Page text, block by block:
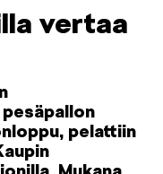
vertaa
pelattiin